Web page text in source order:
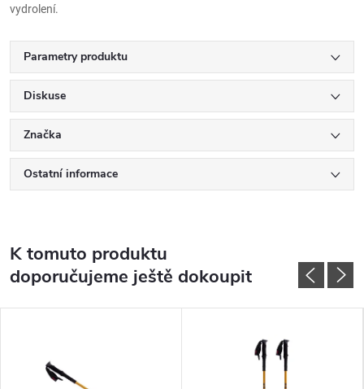
vydrolení.
Parametry produktu
Diskuse
Značka
Ostatní informace
K tomuto produktu
doporučujeme ještě dokoupit